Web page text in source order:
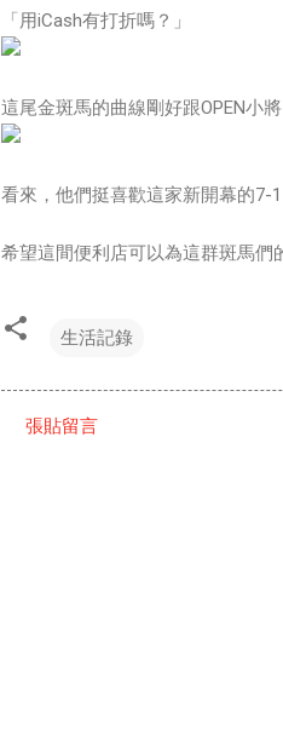
「用iCash有打折嗎？」
這尾金斑馬的曲線剛好跟OPEN小
看來，他們挺喜歡這家新開幕的7-
希望這間便利店可以為這群斑馬們
生活記錄
張貼留言